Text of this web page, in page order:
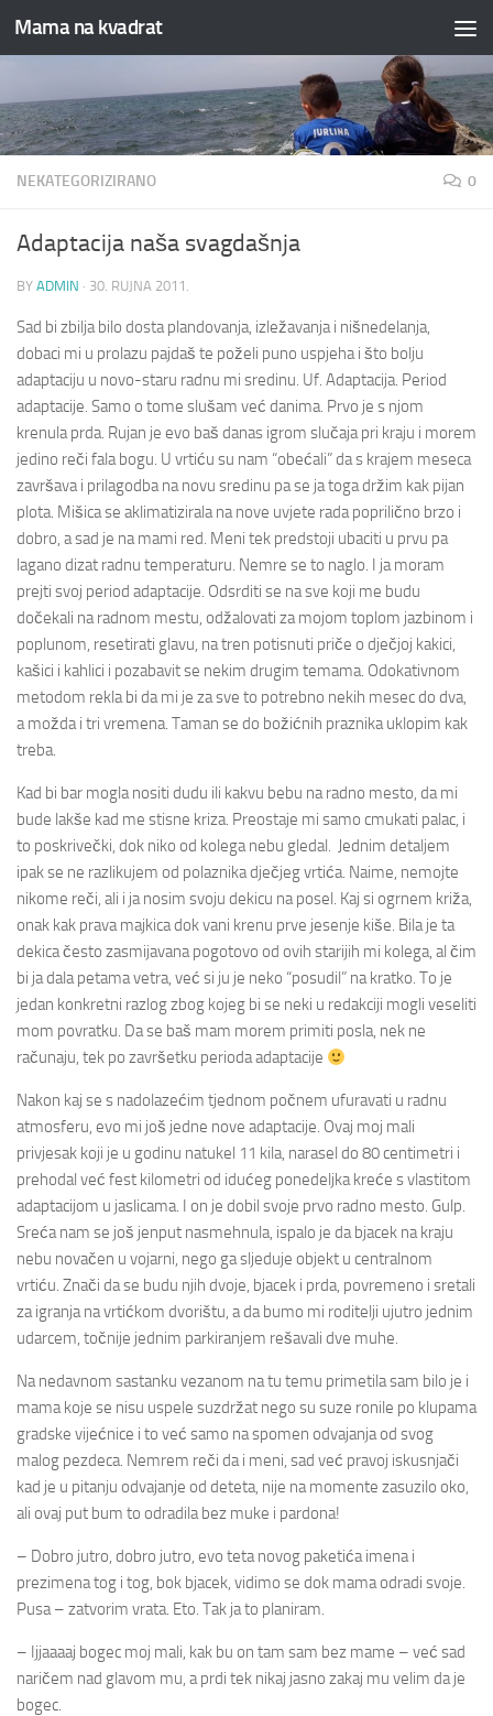
Skip to content
Mama na kvadrat
NEKATEGORIZIRANO 0
Adaptacija naša svagdašnja
BY ADMIN · 30. RUJNA 2011.
Sad bi zbilja bilo dosta plandovanja, izležavanja i nišnedelanja,
dobaci mi u prolazu pajdaš te poželi puno uspjeha i što bolju
adaptaciju u novo-staru radnu mi sredinu. Uf. Adaptacija. Period
adaptacije. Samo o tome slušam već danima. Prvo je s njom
krenula prda. Rujan je evo baš danas igrom slučaja pri kraju i morem
jedino reči fala bogu. U vrtiću su nam “obećali” da s krajem meseca
završava i prilagodba na novu sredinu pa se ja toga držim kak pijan
plota. Mišica se aklimatizirala na nove uvjete rada poprilično brzo i
dobro, a sad je na mami red. Meni tek predstoji ubaciti u prvu pa
lagano dizat radnu temperaturu. Nemre se to naglo. I ja moram
prejti svoj period adaptacije. Odsrditi se na sve koji me budu
dočekali na radnom mestu, odžalovati za mojom toplom jazbinom i
poplunom, resetirati glavu, na tren potisnuti priče o dječjoj kakici,
kašici i kahlici i pozabavit se nekim drugim temama. Odokativnom
metodom rekla bi da mi je za sve to potrebno nekih mesec do dva,
a možda i tri vremena. Taman se do božićnih praznika uklopim kak
treba.
Kad bi bar mogla nositi dudu ili kakvu bebu na radno mesto, da mi
bude lakše kad me stisne kriza. Preostaje mi samo cmukati palac, i
to poskrivečki, dok niko od kolega nebu gledal. Jednim detaljem
ipak se ne razlikujem od polaznika dječjeg vrtića. Naime, nemojte
nikome reči, ali i ja nosim svoju dekicu na posel. Kaj si ogrnem križa,
onak kak prava majkica dok vani krenu prve jesenje kiše. Bila je ta
dekica često zasmijavana pogotovo od ovih starijih mi kolega, al čim
bi ja dala petama vetra, već si ju je neko “posudil” na kratko. To je
jedan konkretni razlog zbog kojeg bi se neki u redakciji mogli veseliti
mom povratku. Da se baš mam morem primiti posla, nek ne
računaju, tek po završetku perioda adaptacije
Nakon kaj se s nadolazećim tjednom počnem ufuravati u radnu
atmosferu, evo mi još jedne nove adaptacije. Ovaj moj mali
privjesak koji je u godinu natukel 11 kila, narasel do 80 centimetri i
prehodal već fest kilometri od idućeg ponedeljka kreće s vlastitom
adaptacijom u jaslicama. I on je dobil svoje prvo radno mesto. Gulp.
Sreća nam se još jenput nasmehnula, ispalo je da bjacek na kraju
nebu novačen u vojarni, nego ga sljeduje objekt u centralnom
vrtiću. Znači da se budu njih dvoje, bjacek i prda, povremeno i sretali
za igranja na vrtićkom dvorištu, a da bumo mi roditelji ujutro jednim
udarcem, točnije jednim parkiranjem rešavali dve muhe.
Na nedavnom sastanku vezanom na tu temu primetila sam bilo je i
mama koje se nisu uspele suzdržat nego su suze ronile po klupama
gradske vijećnice i to već samo na spomen odvajanja od svog
malog pezdeca. Nemrem reči da i meni, sad već pravoj iskusnjači
kad je u pitanju odvajanje od deteta, nije na momente zasuzilo oko,
ali ovaj put bum to odradila bez muke i pardona!
– Dobro jutro, dobro jutro, evo teta novog paketića imena i
prezimena tog i tog, bok bjacek, vidimo se dok mama odradi svoje.
Pusa – zatvorim vrata. Eto. Tak ja to planiram.
– Ijjaaaaj bogec moj mali, kak bu on tam sam bez mame – već sad
naričem nad glavom mu, a prdi tek nikaj jasno zakaj mu velim da je
bogec.